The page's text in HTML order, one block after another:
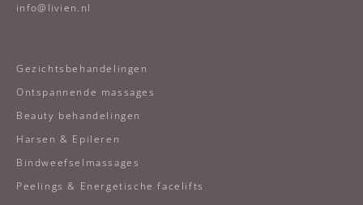
info@livien.nl
Gezichtsbehandelingen
Ontspannende massages
Beauty behandelingen
Harsen & Epileren
Bindweefselmassages
Peelings & Energetische facelifts